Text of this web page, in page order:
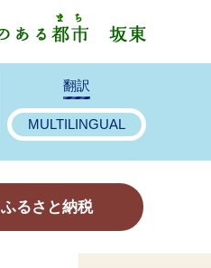
翻訳
MULTILINGUAL
ふるさと納税